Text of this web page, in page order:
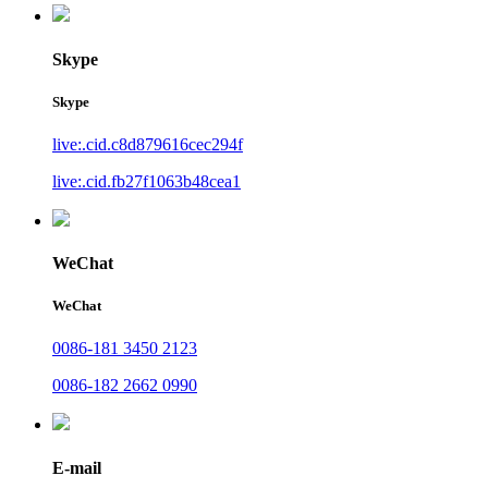
Skype
Skype
live:.cid.c8d879616cec294f
live:.cid.fb27f1063b48cea1
WeChat
WeChat
0086-181 3450 2123
0086-182 2662 0990
E-mail